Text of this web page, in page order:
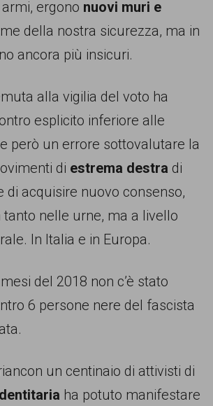
ergono nuovi muri e
della nostra sicurezza, ma in
ancora più insicuri.
alla vigilia del voto ha
esplicito inferiore alle
però un errore sottovalutare la
di estrema destra di
di acquisire nuovo consenso,
tanto nelle urne, ma a livello
In Italia e in Europa.
del 2018 non c’è stato
6 persone nere del fascista
un centinaio di attivisti di
ha potuto manifestare